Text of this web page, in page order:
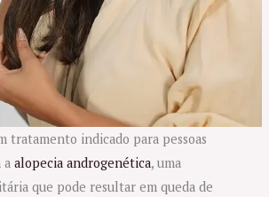
tratamento indicado para pessoas
aalopecia androgenética, uma
que pode resultar em queda de